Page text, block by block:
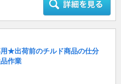
★出荷前のチルド商品の仕分
作業